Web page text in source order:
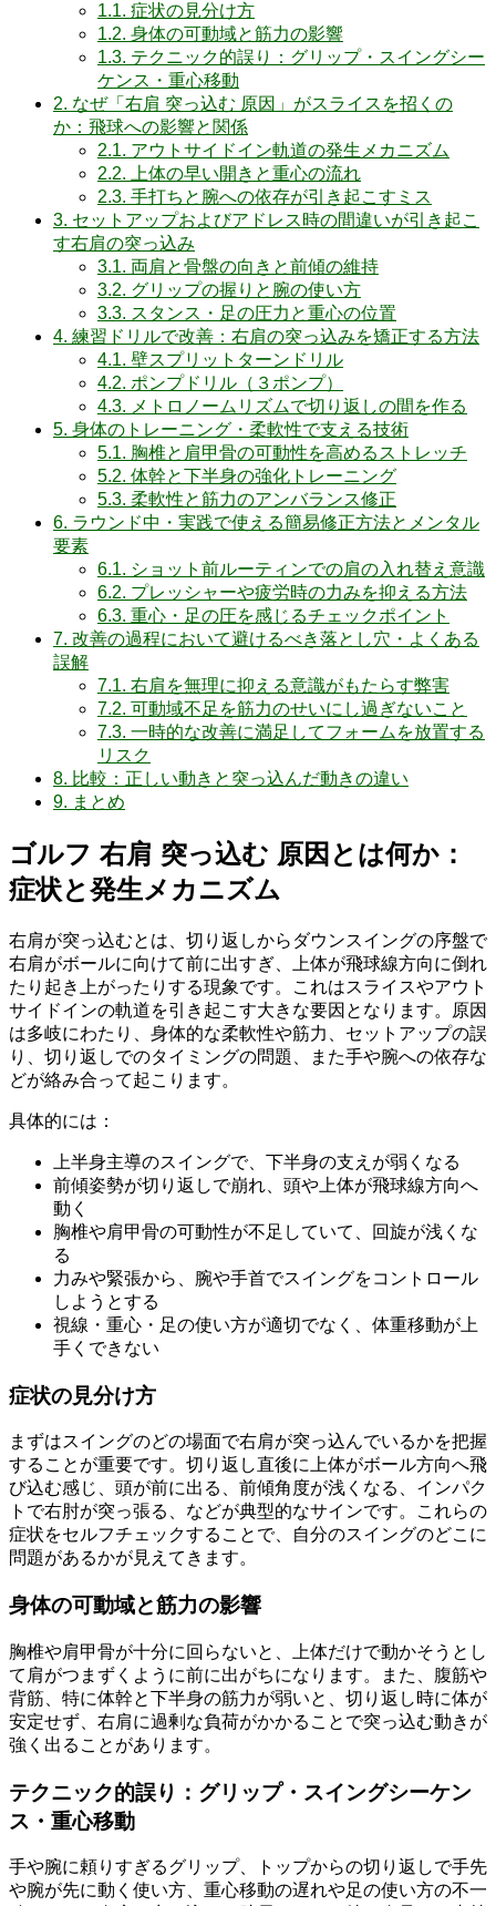
1.1. 症状の見分け方
1.2. 身体の可動域と筋力の影響
1.3. テクニック的誤り：グリップ・スイングシー
ケンス・重心移動
2. なぜ「右肩 突っ込む 原因」がスライスを招くの
か：飛球への影響と関係
2.1. アウトサイドイン軌道の発生メカニズム
2.2. 上体の早い開きと重心の流れ
2.3. 手打ちと腕への依存が引き起こすミス
3. セットアップおよびアドレス時の間違いが引き起こ
す右肩の突っ込み
3.1. 両肩と骨盤の向きと前傾の維持
3.2. グリップの握りと腕の使い方
3.3. スタンス・足の圧力と重心の位置
4. 練習ドリルで改善：右肩の突っ込みを矯正する方法
4.1. 壁スプリットターンドリル
4.2. ポンプドリル（３ポンプ）
4.3. メトロノームリズムで切り返しの間を作る
5. 身体のトレーニング・柔軟性で支える技術
5.1. 胸椎と肩甲骨の可動性を高めるストレッチ
5.2. 体幹と下半身の強化トレーニング
5.3. 柔軟性と筋力のアンバランス修正
6. ラウンド中・実践で使える簡易修正方法とメンタル
要素
6.1. ショット前ルーティンでの肩の入れ替え意識
6.2. プレッシャーや疲労時の力みを抑える方法
6.3. 重心・足の圧を感じるチェックポイント
7. 改善の過程において避けるべき落とし穴・よくある
誤解
7.1. 右肩を無理に抑える意識がもたらす弊害
7.2. 可動域不足を筋力のせいにし過ぎないこと
7.3. 一時的な改善に満足してフォームを放置する
リスク
8. 比較：正しい動きと突っ込んだ動きの違い
9. まとめ
ゴルフ 右肩 突っ込む 原因とは何か：
症状と発生メカニズム
右肩が突っ込むとは、切り返しからダウンスイングの序盤で
右肩がボールに向けて前に出すぎ、上体が飛球線方向に倒れ
たり起き上がったりする現象です。これはスライスやアウト
サイドインの軌道を引き起こす大きな要因となります。原因
は多岐にわたり、身体的な柔軟性や筋力、セットアップの誤
り、切り返しでのタイミングの問題、また手や腕への依存な
どが絡み合って起こります。
具体的には：
上半身主導のスイングで、下半身の支えが弱くなる
前傾姿勢が切り返しで崩れ、頭や上体が飛球線方向へ
動く
胸椎や肩甲骨の可動性が不足していて、回旋が浅くな
る
力みや緊張から、腕や手首でスイングをコントロール
しようとする
視線・重心・足の使い方が適切でなく、体重移動が上
手くできない
症状の見分け方
まずはスイングのどの場面で右肩が突っ込んでいるかを把握
することが重要です。切り返し直後に上体がボール方向へ飛
び込む感じ、頭が前に出る、前傾角度が浅くなる、インパク
トで右肘が突っ張る、などが典型的なサインです。これらの
症状をセルフチェックすることで、自分のスイングのどこに
問題があるかが見えてきます。
身体の可動域と筋力の影響
胸椎や肩甲骨が十分に回らないと、上体だけで動かそうとし
て肩がつまずくように前に出がちになります。また、腹筋や
背筋、特に体幹と下半身の筋力が弱いと、切り返し時に体が
安定せず、右肩に過剰な負荷がかかることで突っ込む動きが
強く出ることがあります。
テクニック的誤り：グリップ・スイングシーケン
ス・重心移動
手や腕に頼りすぎるグリップ、トップからの切り返しで手先
や腕が先に動く使い方、重心移動の遅れや足の使い方の不一